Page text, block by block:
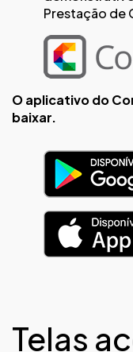
Prestação de
O aplicativo do
baixar.
Telas